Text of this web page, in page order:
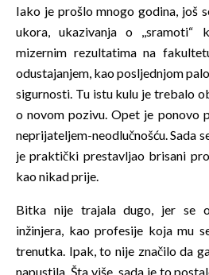
Iako je prošlo mnogo godina, još
ukora, ukazivanja o ,,sramoti“
mizernim rezultatima na
odustajanjem, kao posljednjom
sigurnosti. Tu istu kulu je trebalo
o novom pozivu. Opet je ponovo
neprijateljem-neodlučnošću. Sada
je praktički prestavljao brisani
kao nikad prije.
Bitka nije trajala dugo, jer se
inžinjera, kao profesije koja mu
trenutka. Ipak, to nije značilo da
napustila. Šta više, sada je to